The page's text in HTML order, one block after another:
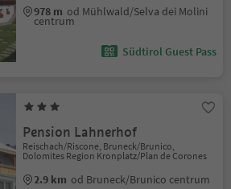
978 m od Mühlwald/Selva dei Molini
centrum
Südtirol Guest Pass
Pension Lahnerhof
Reischach/Riscone, Bruneck/Brunico,
Dolomites Region Kronplatz/Plan de Corones
2.9 km od Bruneck/Brunico centrum